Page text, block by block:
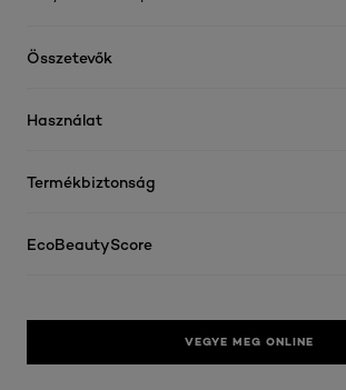
Összetevők
Használat
Termékbiztonság
EcoBeautyScore
VEGYE MEG ONLINE